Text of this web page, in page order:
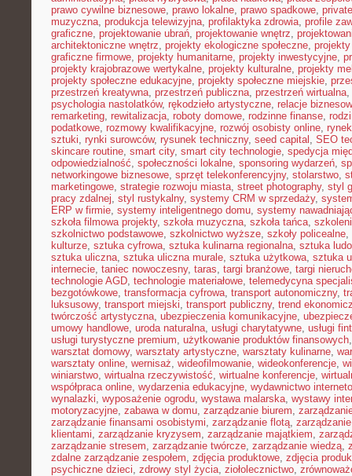
prawo cywilne biznesowe, prawo lokalne, prawo spadkowe,
muzyczna, produkcja telewizyjna, profilaktyka zdrowia, profile
graficzne, projektowanie ubrań, projektowanie wnętrz,
architektoniczne wnętrz, projekty ekologiczne społeczne,
graficzne firmowe, projekty humanitarne, projekty inwestycyjne,
projekty krajobrazowe wertykalne, projekty kulturalne, projekty
projekty społeczne edukacyjne, projekty społeczne miejskie,
przestrzeń kreatywna, przestrzeń publiczna, przestrzeń wirtualna,
psychologia nastolatków, rękodzieło artystyczne, relacje
remarketing, rewitalizacja, roboty domowe, rodzinne finanse,
podatkowe, rozmowy kwalifikacyjne, rozwój osobisty online,
sztuki, rynki surowców, rysunek techniczny, seed capital , SEO
skincare routine, smart city, smart city technologie, spedycja
odpowiedzialność, społeczności lokalne, sponsoring wydarzeń,
networkingowe biznesowe, sprzęt telekonferencyjny, stolarstwo,
marketingowe, strategie rozwoju miasta, street photography, styl
pracy zdalnej, styl rustykalny, systemy CRM w sprzedaży,
ERP w firmie, systemy inteligentnego domu, systemy
szkoła filmowa projekty, szkoła muzyczna, szkoła tańca,
szkolnictwo podstawowe, szkolnictwo wyższe, szkoły policealne,
kulturze, sztuka cyfrowa, sztuka kulinarna regionalna, sztuka
sztuka uliczna, sztuka uliczna murale, sztuka użytkowa, sztuka
internecie, taniec nowoczesny, taras, targi branżowe, targi
technologie AGD, technologie materiałowe, telemedycyna
bezgotówkowe, transformacja cyfrowa, transport autonomiczny,
luksusowy, transport miejski, transport publiczny, trend
twórczość artystyczna, ubezpieczenia komunikacyjne,
umowy handlowe, uroda naturalna, usługi charytatywne, usługi
usługi turystyczne premium, użytkowanie produktów finansowych
warsztat domowy, warsztaty artystyczne, warsztaty kulinarne,
warsztaty online, wernisaż, wideofilmowanie, wideokonferencje,
winiarstwo, wirtualna rzeczywistość, wirtualne konferencje,
współpraca online, wydarzenia edukacyjne, wydawnictwo
wynalazki, wyposażenie ogrodu, wystawa malarska, wystawy
motoryzacyjne, zabawa w domu, zarządzanie biurem,
zarządzanie finansami osobistymi, zarządzanie flotą,
klientami, zarządzanie kryzysem, zarządzanie majątkiem,
zarządzanie stresem, zarządzanie twórcze, zarządzanie wiedzą,
zdalne zarządzanie zespołem, zdjęcia produktowe, zdjęcia
psychiczne dzieci, zdrowy styl życia, ziołolecznictwo,